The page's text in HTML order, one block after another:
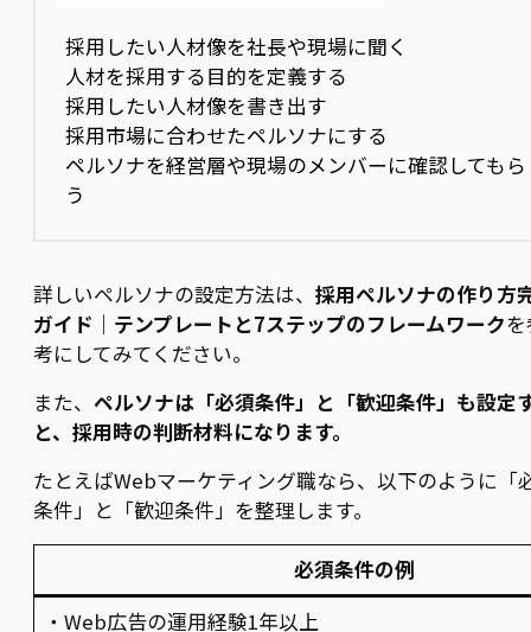
採用したい人材像を社長や現場に聞く
人材を採用する目的を定義する
採用したい人材像を書き出す
採用市場に合わせたペルソナにする
ペルソナを経営層や現場のメンバーに確認してもら
う
詳しいペルソナの設定方法は、 採用ペルソナの作り方
ガイド｜テンプレートと7ステップのフレームワーク
考にしてみてください。
また、 ペルソナは「必須条件」と「歓迎条件」も設定
と、採用時の判断材料になります。
たとえばWebマーケティング職なら、以下のように「
条件」と「歓迎条件」を整理します。
必須条件の例
・Web広告の運用経験1年以上